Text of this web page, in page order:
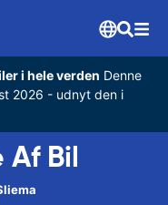
i hele verden Denne
2026 - udnyt den i
Af Bil